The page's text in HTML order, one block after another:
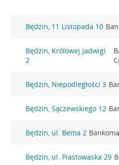
Będzin, 11 Listopada 10
Będzin, Królowej Jadwigi
2
Będzin, Niepodległości 3
Będzin, Sączewskiego 12
Będzin, ul. Bema 2
Będzin, ul. Piastowaska 29